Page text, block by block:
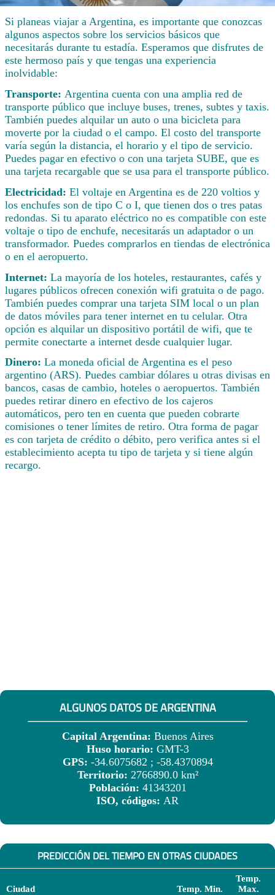
Si planeas viajar a Argentina, es importante que conozcas
algunos aspectos sobre los servicios básicos que
necesitarás durante tu estadía. Esperamos que disfrutes de
este hermoso país y que tengas una experiencia
inolvidable:
Transporte: Argentina cuenta con una amplia red de
transporte público que incluye buses, trenes, subtes y taxis.
También puedes alquilar un auto o una bicicleta para
moverte por la ciudad o el campo. El costo del transporte
varía según la distancia, el horario y el tipo de servicio.
Puedes pagar en efectivo o con una tarjeta SUBE, que es
una tarjeta recargable que se usa para el transporte público.
Electricidad: El voltaje en Argentina es de 220 voltios y
los enchufes son de tipo C o I, que tienen dos o tres patas
redondas. Si tu aparato eléctrico no es compatible con este
voltaje o tipo de enchufe, necesitarás un adaptador o un
transformador. Puedes comprarlos en tiendas de electrónica
o en el aeropuerto.
Internet: La mayoría de los hoteles, restaurantes, cafés y
lugares públicos ofrecen conexión wifi gratuita o de pago.
También puedes comprar una tarjeta SIM local o un plan
de datos móviles para tener internet en tu celular. Otra
opción es alquilar un dispositivo portátil de wifi, que te
permite conectarte a internet desde cualquier lugar.
Dinero: La moneda oficial de Argentina es el peso
argentino (ARS). Puedes cambiar dólares u otras divisas en
bancos, casas de cambio, hoteles o aeropuertos. También
puedes retirar dinero en efectivo de los cajeros
automáticos, pero ten en cuenta que pueden cobrarte
comisiones o tener límites de retiro. Otra forma de pagar
es con tarjeta de crédito o débito, pero verifica antes si el
establecimiento acepta tu tipo de tarjeta y si tiene algún
recargo.
ALGUNOS DATOS DE ARGENTINA
Capital Argentina: Buenos Aires
Huso horario: GMT-3
GPS: -34.6075682 ; -58.4370894
Territorio: 2766890.0 km²
Población: 41343201
ISO, códigos: AR
PREDICCIÓN DEL TIEMPO EN OTRAS CIUDADES
Ciudad Temp. Min.
Temp.
Max.